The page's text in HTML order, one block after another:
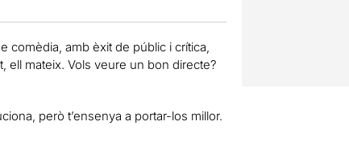
amb èxit de públic i crítica,
ell mateix. Vols veure un bon directe?
però t’ensenya a portar-los millor.